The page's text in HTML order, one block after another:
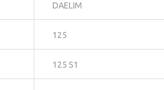
DAELIM
125
125 S1